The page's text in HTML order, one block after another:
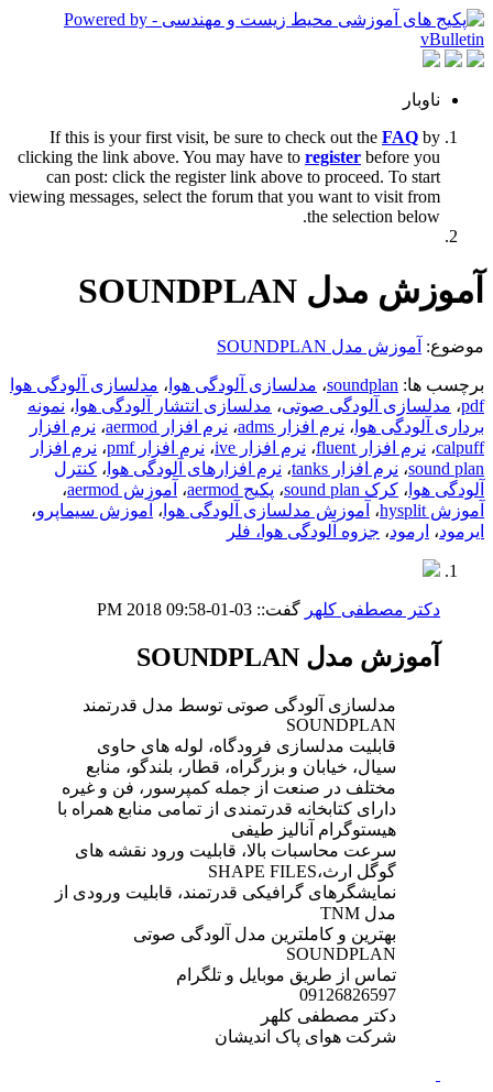
ناوبار
If this is your first visit, be sure to check out the FAQ by
clicking the link above. You may have to register before you
can post: click the register link above to proceed. To start
viewing messages, select the forum that you want to visit from
the selection below.
آموزش مدل SOUNDPLAN
موضوع: آموزش مدل SOUNDPLAN
برچسب ها: soundplan، مدلسازی آلودگی هوا ، مدلسازی آلودگی هوا
pdf، مدلسازی آلودگی صوتی، مدلسازی انتشار آلودگی هوا ، نمونه
برداری آلودگی هوا ، نرم افزار adms ، نرم افزار aermod ، نرم افزار
calpuff، نرم افزار fluent ، نرم افزار ive ، نرم افزار pmf ، نرم افزار
sound plan، نرم افزار tanks ، نرم افزارهای آلودگی هوا ، کنترل
آلودگی هوا ، کرک sound plan ، پکیج aermod ، آموزش aermod
،
آموزش hysplit
، آموزش مدلسازی آلودگی هوا ، آموزش سیماپرو،
ایرمود، ارمود، جزوه آلودگی هوا، فلر
دکتر مصطفی کلهر گفت:: 03-01-2018
09:58 PM
آموزش مدل SOUNDPLAN
مدلسازی آلودگی صوتی توسط مدل قدرتمند
SOUNDPLAN
قابلیت مدلسازی فرودگاه، لوله های حاوی
سیال، خیابان و بزرگراه، قطار، بلندگو، منابع
مختلف در صنعت از جمله کمپرسور، فن و غیره
دارای کتابخانه قدرتمندی از تمامی منابع همراه با
هیستوگرام آنالیز طیفی
سرعت محاسبات بالا، قابلیت ورود نقشه های
گوگل ارث،SHAPE FILES
نمایشگرهای گرافیکی قدرتمند، قابلیت ورودی از
مدل TNM
بهترین و کاملترین مدل آلودگی صوتی
SOUNDPLAN
تماس از طریق موبایل و تلگرام
09126826597
دکتر مصطفی کلهر
شرکت هوای پاک اندیشان